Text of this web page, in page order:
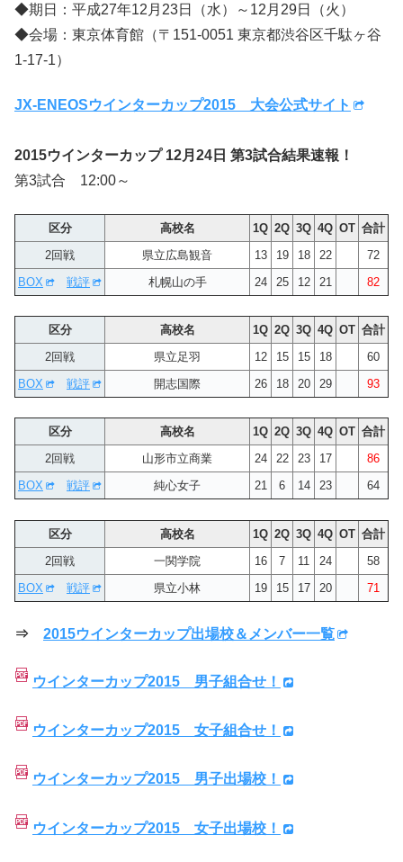
◆期日：平成27年12月23日（水）～12月29日（火）
◆会場：東京体育館（〒151-0051 東京都渋谷区千駄ヶ谷
1-17-1）
JX-ENEOSウインターカップ2015 大会公式サイト
2015ウインターカップ 12月24日 第3試合結果速報！
第3試合 12:00～
区分 高校名 1Q 2Q 3Q 4Q OT 合計
2回戦
県立広島観音 13 19 18 22
72
BOX
戦評 札幌山の手 24 25 12 21 82
区分 高校名 1Q 2Q 3Q 4Q OT 合計
2回戦
県立足羽 12 15 15 18
60
BOX
戦評 開志国際 26 18 20 29 93
区分 高校名 1Q 2Q 3Q 4Q OT 合計
2回戦
山形市立商業 24 22 23 17
86
BOX
戦評 純心女子 21 6 14 23 64
区分 高校名 1Q 2Q 3Q 4Q OT 合計
2回戦
一関学院 16 7 11 24
58
BOX
戦評 県立小林 19 15 17 20 71
⇒ 2015ウインターカップ出場校＆メンバー一覧
ウインターカップ2015 男子組合せ！
ウインターカップ2015 女子組合せ！
ウインターカップ2015 男子出場校！
ウインターカップ2015 女子出場校！